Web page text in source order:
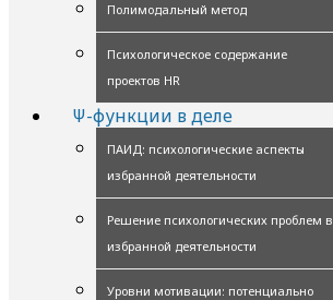
Полимодальный метод
Психологическое содержание
проектов HR
Ψ-функции в деле
ПАИД: психологические аспекты
избранной деятельности
Решение психологических проблем в
избранной деятельности
Уровни мотивации: потенциально